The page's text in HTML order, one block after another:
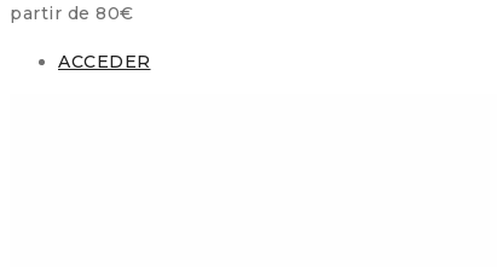
partir de 80€
ACCEDER